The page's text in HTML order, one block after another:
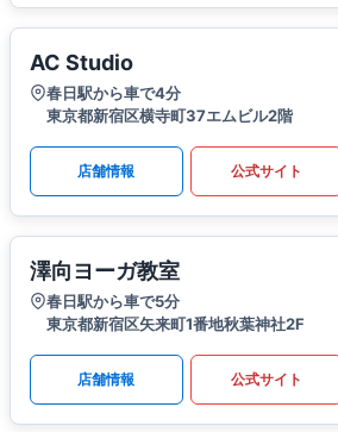
AC Studio
春日駅から車で4分
東京都新宿区横寺町37エムビル2階
店舗情報 公式サイト
澤向ヨーガ教室
春日駅から車で5分
東京都新宿区矢来町1番地秋葉神社2F
店舗情報 公式サイト